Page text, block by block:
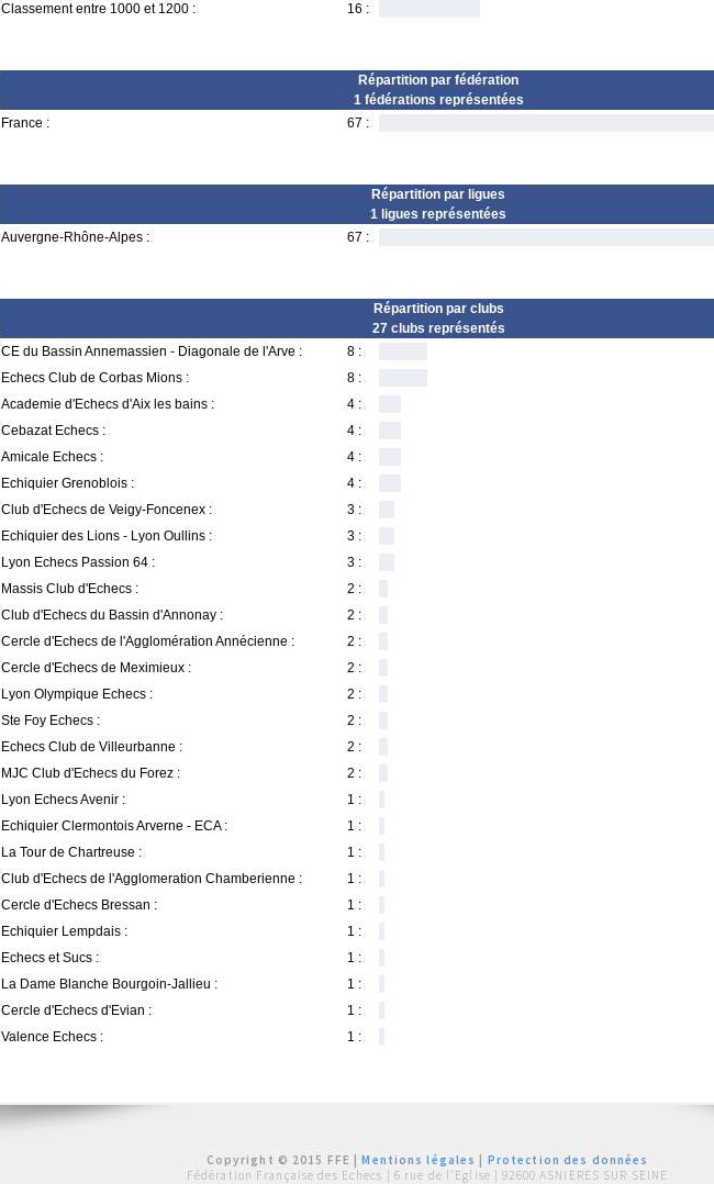
Classement entre 1000 et 1200 :
16 :
Répartition par fédération
1 fédérations représentées
France :
67 :
Répartition par ligues
1 ligues représentées
Auvergne-Rhône-Alpes :
67 :
Répartition par clubs
27 clubs représentés
CE du Bassin Annemassien - Diagonale de l'Arve :
8 :
Echecs Club de Corbas Mions :
8 :
Academie d'Echecs d'Aix les bains :
4 :
Cebazat Echecs :
4 :
Amicale Echecs :
4 :
Echiquier Grenoblois :
4 :
Club d'Echecs de Veigy-Foncenex :
3 :
Echiquier des Lions - Lyon Oullins :
3 :
Lyon Echecs Passion 64 :
3 :
Massis Club d'Echecs :
2 :
Club d'Echecs du Bassin d'Annonay :
2 :
Cercle d'Echecs de l'Agglomération Annécienne :
2 :
Cercle d'Echecs de Meximieux :
2 :
Lyon Olympique Echecs :
2 :
Ste Foy Echecs :
2 :
Echecs Club de Villeurbanne :
2 :
MJC Club d'Echecs du Forez :
2 :
Lyon Echecs Avenir :
1 :
Echiquier Clermontois Arverne - ECA :
1 :
La Tour de Chartreuse :
1 :
Club d'Echecs de l'Agglomeration Chamberienne :
1 :
Cercle d'Echecs Bressan :
1 :
Echiquier Lempdais :
1 :
Echecs et Sucs :
1 :
La Dame Blanche Bourgoin-Jallieu :
1 :
Cercle d'Echecs d'Evian :
1 :
Valence Echecs :
1 :
Copyright © 2015 FFE |Mentions légales
Protection des données
Fédération Française des Echecs | 6 rue de l'Eglise | 92600 ASNIERES SUR SEINE